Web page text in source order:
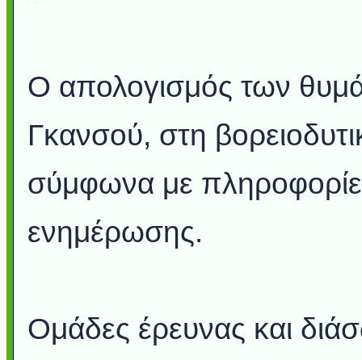
Ο απολογισμός των
Γκανσού, στη
σύμφωνα με
ενημέρωσης.
Ομάδες έρευνας και